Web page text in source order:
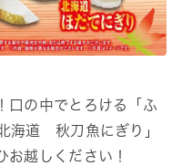
口の中でとろける「ふ
海道 秋刀魚にぎり」
越しください！